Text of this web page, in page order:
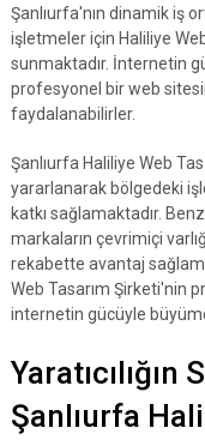
Şanlıurfa'nın dinamik iş
işletmeler için Haliliye
sunmaktadır. İnternetin
profesyonel bir web
faydalanabilirler.
Şanlıurfa Haliliye Web
yararlanarak bölgedeki
katkı sağlamaktadır.
markaların çevrimiçi
rekabette avantaj
Web Tasarım Şirketi'nin
internetin gücüyle
Yaratıcılığın
Şanlıurfa